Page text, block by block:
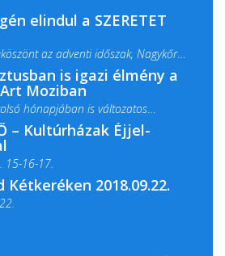
elindul a SZERETET
az adventi időszak, Nagykőrös
ünnepi fénnyel és közös...
is igazi élmény a
Moziban
hónapjában is változatos
családi...
– Kultúrházak Éjjel-
15-16-17.
tartalmas programokkal várja a
Könyvtár és...
Kétkeréken 2018.09.22.